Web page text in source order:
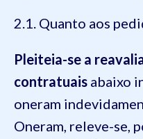
2.1. Quanto aos
Pleiteia-se a
contratuais abaixo
oneram
Oneram, releve-se,